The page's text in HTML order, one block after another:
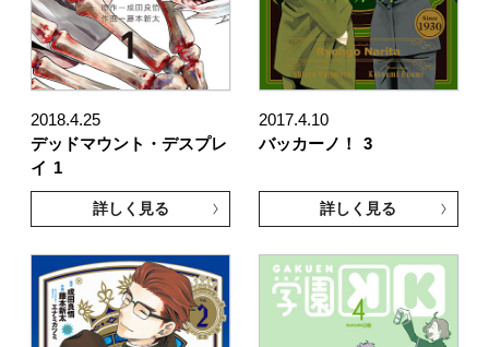
2018.4.25
デッドマウント・デスプレ
イ 1
詳しく見る
2017.4.10
バッカーノ！
3
詳しく見る